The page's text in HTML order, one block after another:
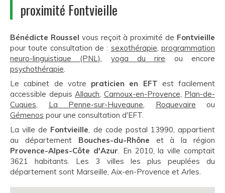
proximité Fontvieille
Bénédicte Roussel vous reçoit à proximité de Fontvieille
pour toute consultation de : sexothérapie,programmation
neuro-linguistique (PNL), yoga du rire ou encore
psychothérapie.
Le cabinet de votre praticien en EFT est facilement
accessible depuis Allauch, Carnoux-en-Provence, Plan-de-
Cuques, La Penne-sur-Huveaune, Roquevaire ou
Gémenos pour une consultation d'EFT.
La ville de Fontvieille, de code postal 13990, appartient
au département Bouches-du-Rhône et à la région
Provence-Alpes-Côte d'Azur. En 2010, la ville comptait
3621 habitants. Les 3 villes les plus peuplées du
département sont Marseille, Aix-en-Provence et Arles.